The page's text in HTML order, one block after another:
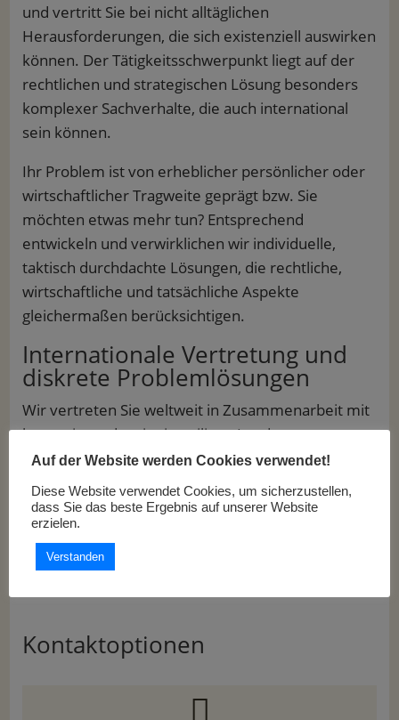
und vertritt Sie bei nicht alltäglichen
Herausforderungen, die sich existenziell auswirken
können. Der Tätigkeitsschwerpunkt liegt auf der
rechtlichen und strategischen Lösung besonders
komplexer Sachverhalte, die auch international
sein können.
Ihr Problem ist von erheblicher persönlicher oder
wirtschaftlicher Tragweite geprägt bzw. Sie
möchten etwas mehr tun? Entsprechend
entwickeln und verwirklichen wir individuelle,
taktisch durchdachte Lösungen, die rechtliche,
wirtschaftliche und tatsächliche Aspekte
gleichermaßen berücksichtigen.
Internationale Vertretung und
diskrete Problemlösungen
Wir vertreten Sie weltweit in Zusammenarbeit mit
kooperierenden, im jeweiligen Land
niedergelassenen Berufsträgern. Weitere
Expertise erhalten wir über den Austausch mit
bekannten Spezialisten und Professoren der
jeweiligen Themenbereiche. Dabei steht stets die
effektivste Strategie zur Wahrung Ihrer Interessen
Kontaktoptionen

Auf der Website werden Cookies verwendet!
Diese Website verwendet Cookies, um sicherzustellen,
dass Sie das beste Ergebnis auf unserer Website
erzielen.
Verstanden